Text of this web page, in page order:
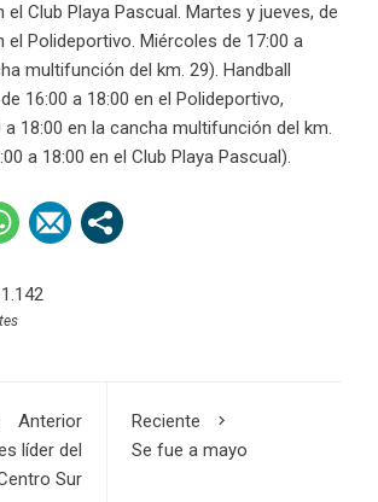
el Club Playa Pascual. Martes y jueves, de
el Polideportivo. Miércoles de 17:00 a
multifunción del km. 29). Handball
16:00 a 18:00 en el Polideportivo,
18:00 en la cancha multifunción del km.
a 18:00 en el Club Playa Pascual).
1.142
Anterior
líder del
Sur
Reciente
Se fue a mayo